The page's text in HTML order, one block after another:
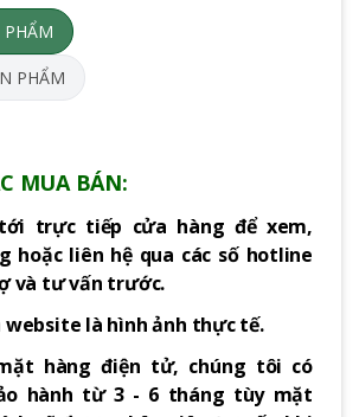
PHẨM
PHẨM
MUA BÁN:
trực tiếp cửa hàng để xem,
hoặc liên hệ qua các số hotline
và tư vấn trước.
website là hình ảnh thực tế.
hàng điện tử, chúng tôi có
hành từ 3 - 6 tháng tùy mặt